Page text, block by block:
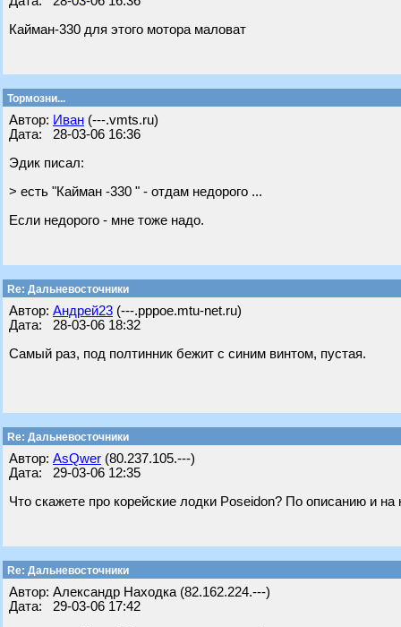
Кайман-330 для этого мотора маловат
Тормозни...
Автор: Иван (---.vmts.ru)
Дата: 28-03-06 16:36
Эдик писал:
> есть "Кайман -330 " - отдам недорого ...
Если недорого - мне тоже надо.
Re: Дальневосточники
Автор: Андрей23 (---.pppoe.mtu-net.ru)
Дата: 28-03-06 18:32
Самый раз, под полтинник бежит с синим винтом, пустая.
Re: Дальневосточники
Автор: AsQwer (80.237.105.---)
Дата: 29-03-06 12:35
Что скажете про корейские лодки Poseidon? По описанию и
Re: Дальневосточники
Автор: Александр Находка (82.162.224.---)
Дата: 29-03-06 17:42